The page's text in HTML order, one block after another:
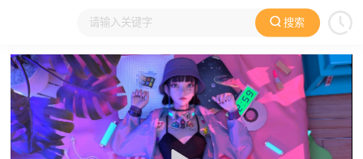
搜索
大家在看 日本动漫 国产动漫 欧美动漫 动漫电影